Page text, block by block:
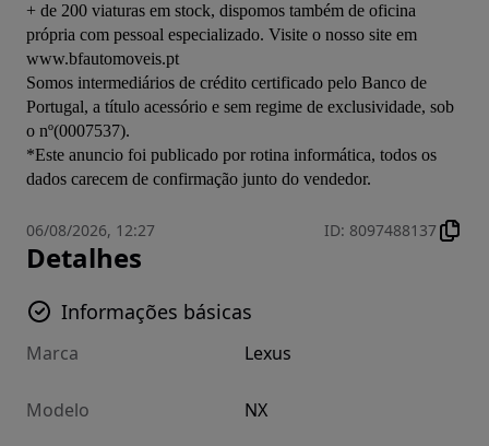
+ de 200 viaturas em stock, dispomos também de oficina
própria com pessoal especializado. Visite o nosso site em
www.bfautomoveis.pt
Somos intermediários de crédito certificado pelo Banco de
Portugal, a título acessório e sem regime de exclusividade, sob
o nº(0007537).
*Este anuncio foi publicado por rotina informática, todos os
dados carecem de confirmação junto do vendedor.
06/08/2026, 12:27 ID: 8097488137
Detalhes
Informações básicas
Marca Lexus
Modelo NX